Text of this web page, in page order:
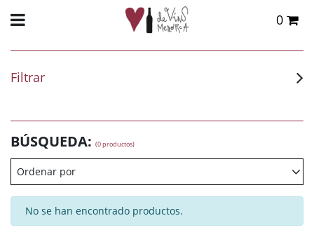
0
Filtrar
BÚSQUEDA: (0 productos)
Ordenar por
No se han encontrado productos.